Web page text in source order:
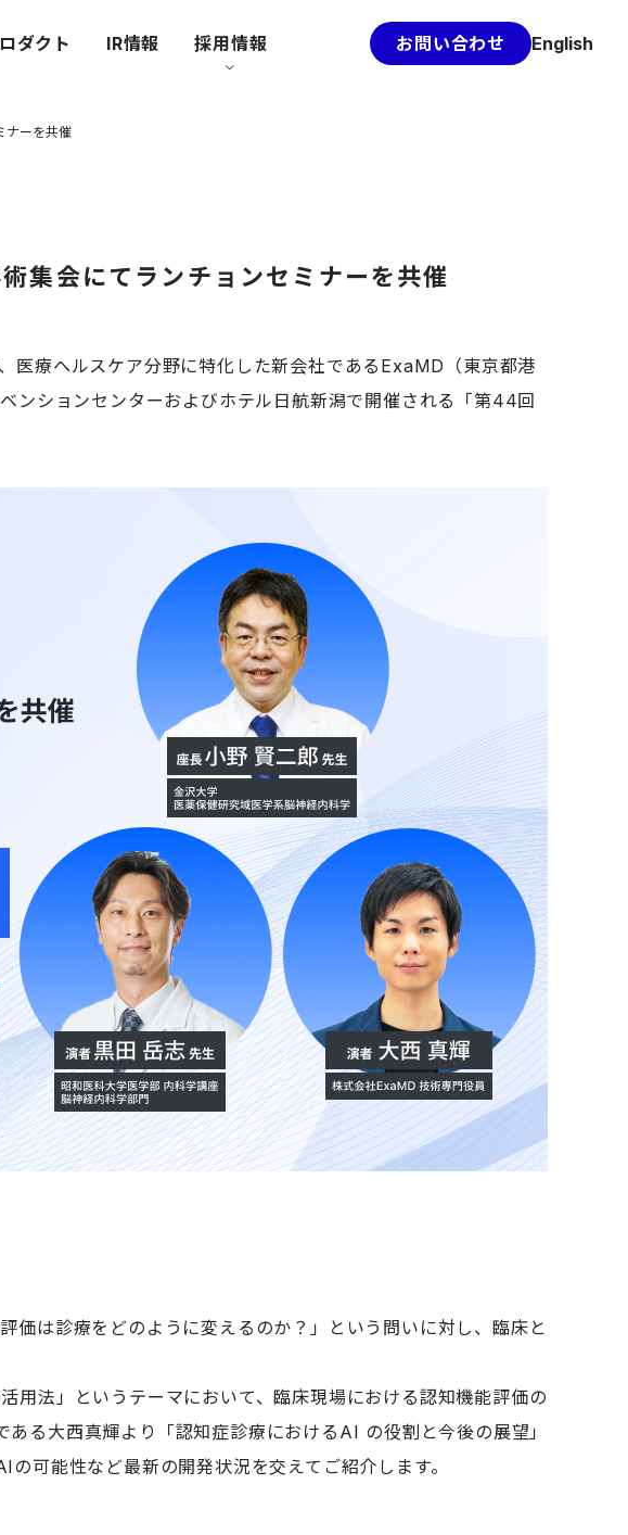
ダクト IR情報 採用情報 お問い合わせ English
ナーを共催
集会にてランチョンセミナーを共催
医療ヘルスケア分野に特化した新会社であるExaMD（東京都港
ンションセンターおよびホテル日航新潟で開催される「第44回
は診療をどのように変えるのか？」という問いに対し、臨床と
法」というテーマにおいて、臨床現場における認知機能評価の
る大西真輝より「認知症診療におけるAI の役割と今後の展望」
可能性など最新の開発状況を交えてご紹介します。